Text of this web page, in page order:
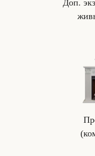
Доп.